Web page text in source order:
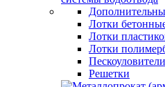
Лотки
Лотки
Лотки
Пескоуловители
Решетки